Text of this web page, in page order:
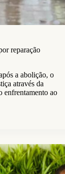
reparação
a abolição, o
através da
enfrentamento ao